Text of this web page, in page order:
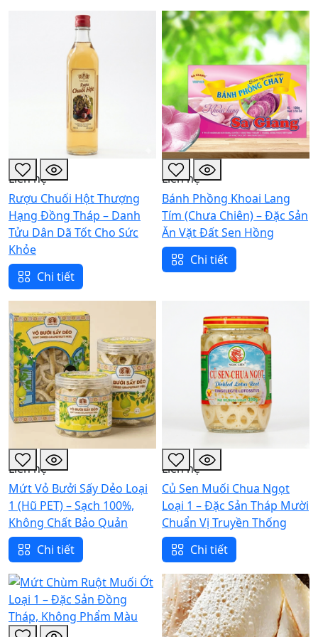
Liên hệ
Rượu Chuối Hột Thượng
Hạng Đồng Tháp – Danh
Tửu Dân Dã Tốt Cho Sức
Khỏe
Chi tiết
Liên hệ
Bánh Phồng Khoai Lang
Tím (Chưa Chiên) – Đặc Sản
Ăn Vặt Đất Sen Hồng
Chi tiết
Liên hệ
Mứt Vỏ Bưởi Sấy Dẻo Loại
1 (Hũ PET) – Sạch 100%,
Không Chất Bảo Quản
Chi tiết
Liên hệ
Củ Sen Muối Chua Ngọt
Loại 1 – Đặc Sản Tháp Mười
Chuẩn Vị Truyền Thống
Chi tiết